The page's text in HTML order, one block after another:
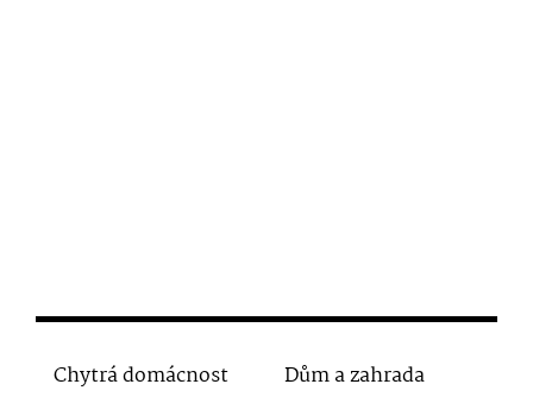
Chytrá domácnost
Dům a zahrada